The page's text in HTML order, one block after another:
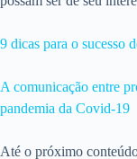
9 dicas para o sucesso
A comunicação entre
pandemia da Covid-19
Até o próximo